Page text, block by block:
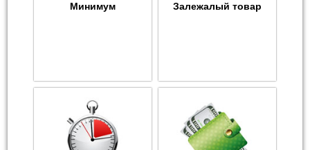
Минимум Залежалый товар